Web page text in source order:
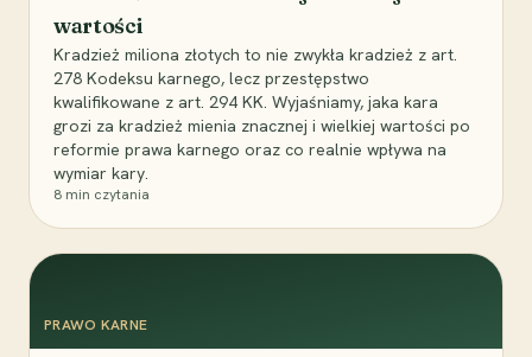
wartości
Kradzież miliona złotych to nie zwykła kradzież z art.
278 Kodeksu karnego, lecz przestępstwo
kwalifikowane z art. 294 KK. Wyjaśniamy, jaka kara
grozi za kradzież mienia znacznej i wielkiej wartości po
reformie prawa karnego oraz co realnie wpływa na
wymiar kary.
8 min czytania
PRAWO KARNE